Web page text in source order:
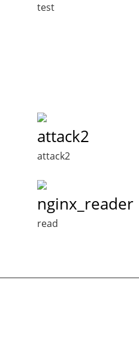
test
attack2
attack2
nginx_reader
read